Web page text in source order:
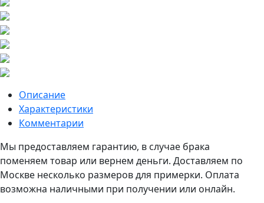
Описание
Характеристики
Комментарии
Мы предоставляем гарантию, в случае брака
поменяем товар или вернем деньги. Доставляем по
Москве несколько размеров для примерки. Оплата
возможна наличными при получении или онлайн.